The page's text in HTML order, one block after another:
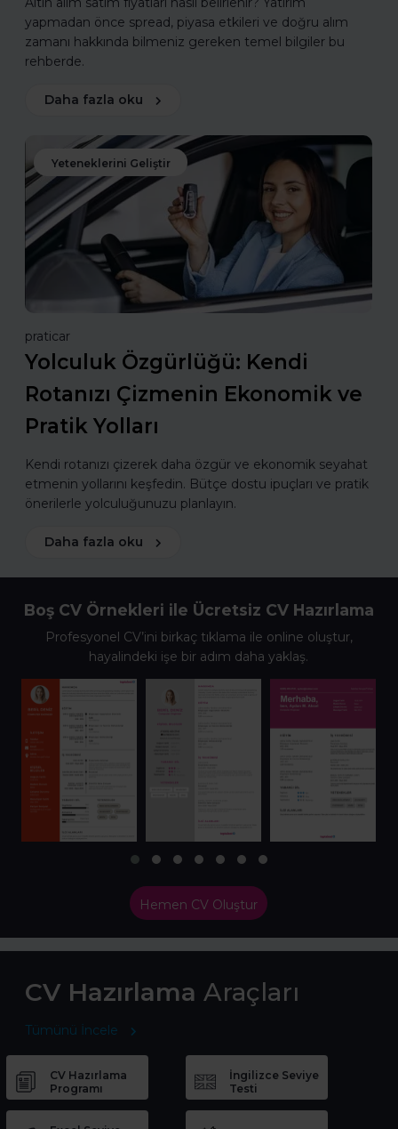
yapmadan önce spread, piyasa etkileri ve doğru alım
zamanı hakkında bilmeniz gereken temel bilgiler bu
rehberde.
Daha fazla oku
Yeteneklerini Geliştir
praticar
Yolculuk Özgürlüğü: Kendi
Rotanızı Çizmenin Ekonomik ve
Pratik Yolları
Kendi rotanızı çizerek daha özgür ve ekonomik seyahat
etmenin yollarını keşfedin. Bütçe dostu ipuçları ve pratik
önerilerle yolculuğunuzu planlayın.
Daha fazla oku
Boş CV Örnekleri ile Ücretsiz CV Hazırlama
Profesyonel CV’ini birkaç tıklama ile online oluştur,
hayalindeki işe bir adım daha yaklaş.
Hemen CV Oluştur
CV Hazırlama Araçları
Tümünü İncele
CV Hazırlama
Programı
İngilizce Seviye
Testi